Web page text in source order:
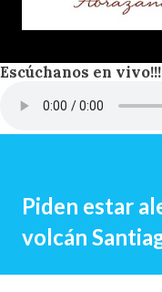
Escúchanos en vivo!!!
Piden estar
volcán